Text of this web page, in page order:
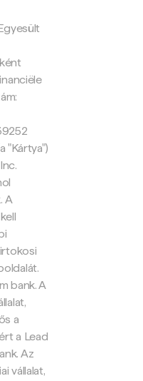
"Kártya")
A
bank. A
a
a Lead
Az
vállalat,